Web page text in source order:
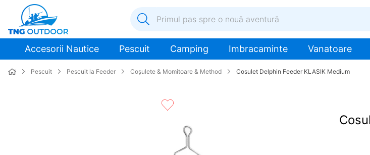
Primul pas spre o nouă aventură
1.
inox
2.
elice
3.
colac salvare
plumb
pompa apa
Accesorii Nautice Pescuit Camping Imbracaminte Vanatoare
Pescuit Pescuit la Feeder Coșulete & Momitoare & Method Cosulet Delphin Feeder KLASIK Medium